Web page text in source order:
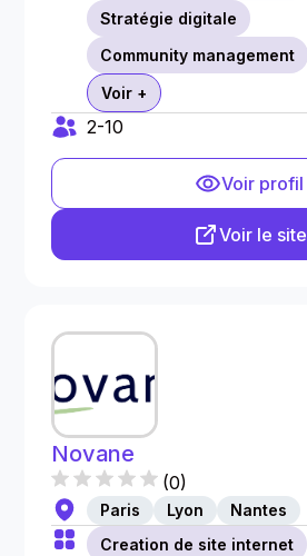
Stratégie digitale
Community management
Voir +
2-10
Voir profil
Voir le site
Novane
(0)
Paris Lyon
Nantes
Creation de site internet